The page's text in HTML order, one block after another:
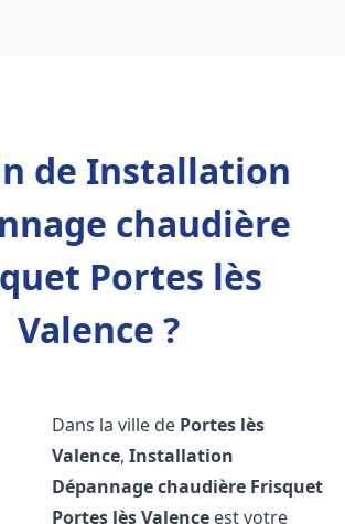
de Installation
chaudière
Portes lès
Valence ?
Dans la ville de Portes lès
Valence,Installation
Dépannage chaudière Frisquet
Portes lès Valence est votre